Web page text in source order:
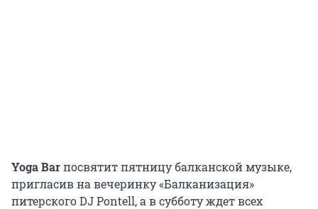
Yoga Barпосвятит пятницу балканской музыке,
пригласив на вечеринку «Балканизация»
питерского DJ Pontell, а в субботу ждет всех